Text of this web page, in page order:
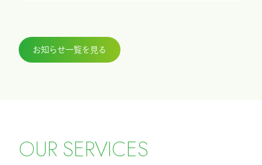
2026.3.27
せ
お知らせ一覧を見る
OUR SERVICES